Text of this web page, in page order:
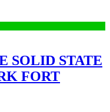
SOLID STATE
FORT